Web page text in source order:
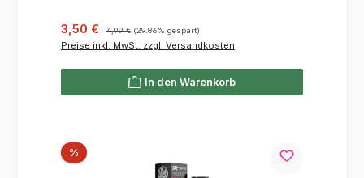
Verkaufspreis:
3,50 € 4,99 € (29.86% gespart)
Preise inkl. MwSt. zzgl. Versandkosten
In den Warenkorb
%Rabatt